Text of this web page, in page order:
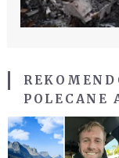
POLECANE